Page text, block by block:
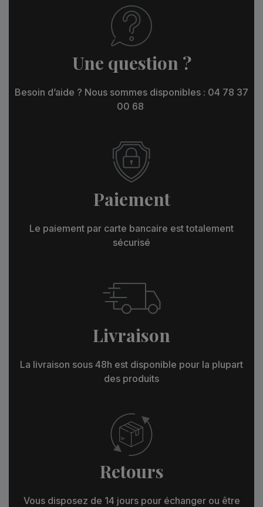
Une question ?
Besoin d’aide ? Nous sommes disponibles : 04 78 37
00 68
Paiement
Le paiement par carte bancaire est totalement
sécurisé
Livraison
La livraison sous 48h est disponible pour la plupart
des produits
Retours
Vous disposez de 14 jours pour échanger ou être